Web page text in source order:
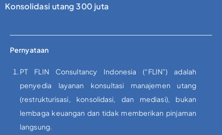
Konsolidasi utang 300 juta
Pernyataan
PT FLIN Consultancy Indonesia (“FLIN”) adalah
penyedia layanan konsultasi manajemen utang
(restrukturisasi, konsolidasi, dan mediasi), bukan
lembaga keuangan dan tidak memberikan pinjaman
langsung.